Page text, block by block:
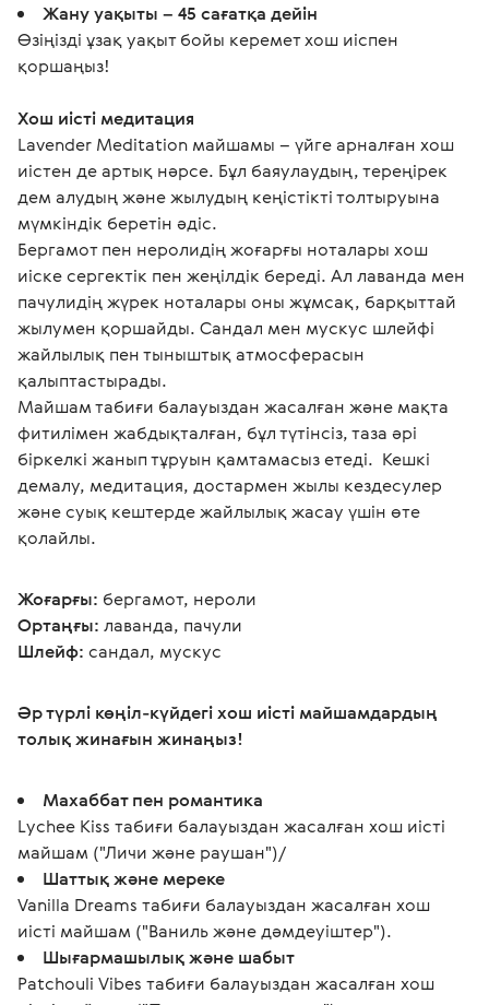
Жану уақыты – 45 сағатқа дейін
Өзіңізді ұзақ уақыт бойы керемет хош иіспен
қоршаңыз!
Хош иісті медитация
Lavender Meditation майшамы – үйге арналған хош
иістен де артық нәрсе. Бұл баяулаудың, тереңірек
дем алудың және жылудың кеңістікті толтыруына
мүмкіндік беретін әдіс.
Бергамот пен неролидің жоғарғы ноталары хош
иіске сергектік пен жеңілдік береді. Ал лаванда мен
пачулидің жүрек ноталары оны жұмсақ, барқыттай
жылумен қоршайды. Сандал мен мускус шлейфі
жайлылық пен тыныштық атмосферасын
қалыптастырады.
Майшам табиғи балауыздан жасалған және мақта
фитилімен жабдықталған, бұл түтінсіз, таза әрі
біркелкі жанып тұруын қамтамасыз етеді.  Кешкі
демалу, медитация, достармен жылы кездесулер
және суық кештерде жайлылық жасау үшін өте
қолайлы.
Жоғарғы: бергамот, нероли
Ортаңғы: лаванда, пачули
Шлейф: сандал, мускус
Әр түрлі көңіл-күйдегі хош иісті майшамдардың
толық жинағын жинаңыз!
Махаббат пен романтика
Lychee Kiss табиғи балауыздан жасалған хош иісті
майшам ("Личи және раушан")/
Шаттық және мереке
Vanilla Dreams табиғи балауыздан жасалған хош
иісті майшам ("Ваниль және дәмдеуіштер").
Шығармашылық және шабыт
Patchouli Vibes табиғи балауыздан жасалған хош